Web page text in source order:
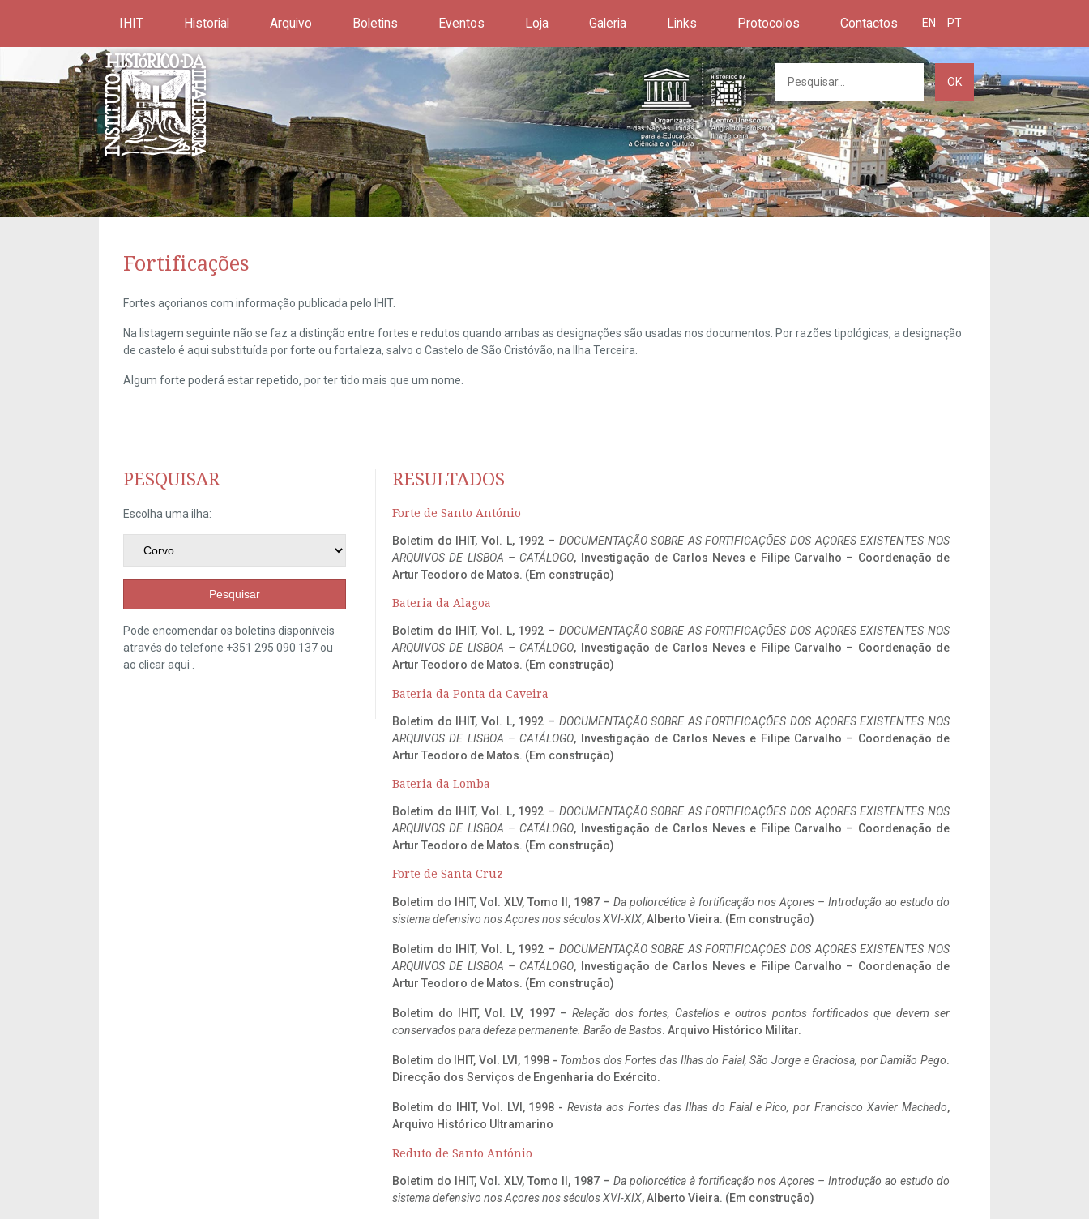
IHIT Historial Arquivo Boletins Eventos Loja Galeria Links Protocolos Contactos EN PT
OK
Fortificações
Fortes açorianos com informação publicada pelo IHIT.
Na listagem seguinte não se faz a distinção entre fortes e redutos quando ambas as designações são usadas nos documentos. Por razões tipológicas, a designação
de castelo é aqui substituída por forte ou fortaleza, salvo o Castelo de São Cristóvão, na Ilha Terceira.
Algum forte poderá estar repetido, por ter tido mais que um nome.
PESQUISAR
Escolha uma ilha:
Pesquisar
Pode encomendar os boletins disponíveis
através do telefone +351 295 090 137 ou
ao clicaraqui
RESULTADOS
Forte de Santo António
Boletim do IHIT, Vol. L, 1992 – DOCUMENTAÇÃO SOBRE AS FORTIFICAÇÕES DOS AÇORES EXISTENTES NOS
ARQUIVOS DE LISBOA – CATÁLOGO, Investigação de Carlos Neves e Filipe Carvalho – Coordenação de
Artur Teodoro de Matos. (Em construção)
Bateria da Alagoa
Boletim do IHIT, Vol. L, 1992 – DOCUMENTAÇÃO SOBRE AS FORTIFICAÇÕES DOS AÇORES EXISTENTES NOS
ARQUIVOS DE LISBOA – CATÁLOGO, Investigação de Carlos Neves e Filipe Carvalho – Coordenação de
Artur Teodoro de Matos. (Em construção)
Bateria da Ponta da Caveira
Boletim do IHIT, Vol. L, 1992 – DOCUMENTAÇÃO SOBRE AS FORTIFICAÇÕES DOS AÇORES EXISTENTES NOS
ARQUIVOS DE LISBOA – CATÁLOGO, Investigação de Carlos Neves e Filipe Carvalho – Coordenação de
Artur Teodoro de Matos. (Em construção)
Bateria da Lomba
Boletim do IHIT, Vol. L, 1992 – DOCUMENTAÇÃO SOBRE AS FORTIFICAÇÕES DOS AÇORES EXISTENTES NOS
ARQUIVOS DE LISBOA – CATÁLOGO, Investigação de Carlos Neves e Filipe Carvalho – Coordenação de
Artur Teodoro de Matos. (Em construção)
Forte de Santa Cruz
Boletim do IHIT, Vol. XLV, Tomo II, 1987 – Da poliorcética à fortificação nos Açores – Introdução ao estudo do
sistema defensivo nos Açores nos séculos XVI-XIX, Alberto Vieira. (Em construção)
Boletim do IHIT, Vol. L, 1992 – DOCUMENTAÇÃO SOBRE AS FORTIFICAÇÕES DOS AÇORES EXISTENTES NOS
ARQUIVOS DE LISBOA – CATÁLOGO, Investigação de Carlos Neves e Filipe Carvalho – Coordenação de
Artur Teodoro de Matos. (Em construção)
Boletim do IHIT, Vol. LV, 1997 – Relação dos fortes, Castellos e outros pontos fortificados que devem ser
conservados para defeza permanente. Barão de Bastos. Arquivo Histórico Militar.
Boletim do IHIT, Vol. LVI, 1998 - Tombos dos Fortes das Ilhas do Faial, São Jorge e Graciosa, por Damião Pego.
Direcção dos Serviços de Engenharia do Exército.
Boletim do IHIT, Vol. LVI, 1998 -Revista aos Fortes das Ilhas do Faial e Pico, por Francisco Xavier Machado,
Arquivo Histórico Ultramarino
Reduto de Santo António
Boletim do IHIT, Vol. XLV, Tomo II, 1987 – Da poliorcética à fortificação nos Açores – Introdução ao estudo do
sistema defensivo nos Açores nos séculos XVI-XIX, Alberto Vieira. (Em construção)